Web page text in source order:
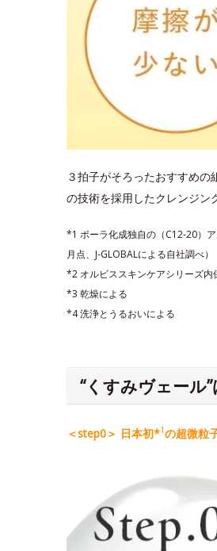
３拍子がそろったおすすめの
の技術を採用したクレンジン
*1 ポーラ化成独自の（C12-20）
月点、J-GLOBALによる自社調べ）
*2 オルビススキンケアシリーズ内
*3 乾燥による
*4 洗浄とうるおいによる
“くすみヴェール
＜step0＞ 日本初*1の超微粒